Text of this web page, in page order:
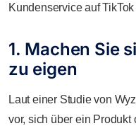
Kundenservice auf
1. Machen Sie
zu eigen
Laut einer Studie von
vor, sich über ein